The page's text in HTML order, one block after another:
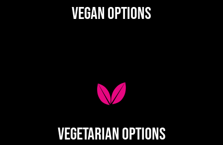
Vegan Options
Vegetarian Options